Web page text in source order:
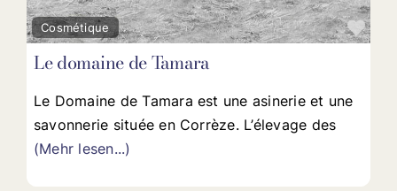
Cosmétique
Le domaine de Tamara
Le Domaine de Tamara est une asinerie et une
savonnerie située en Corrèze. L’élevage des
(Mehr lesen...)